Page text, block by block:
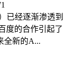
已经逐渐渗透到
度的合作引起了
全新的A...